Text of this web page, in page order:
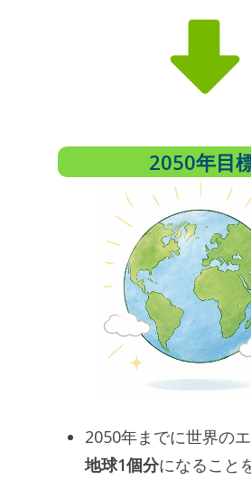
2050年目
2050年までに世界の
地球1個分になること